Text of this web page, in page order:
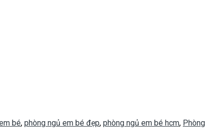
bé, phòng ngủ em bé đẹp, phòng ngủ em bé hcm, Phòng